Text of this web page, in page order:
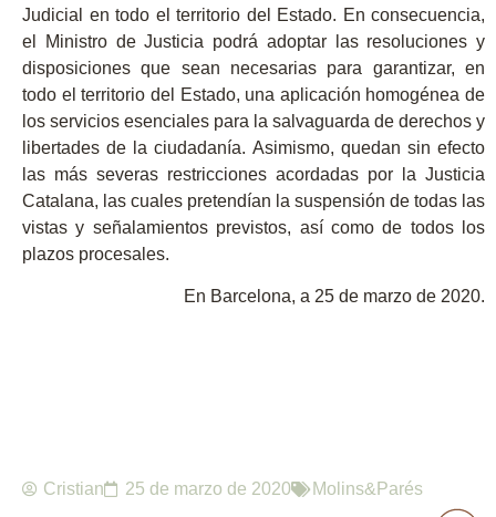
Judicial en todo el territorio del Estado. En consecuencia,
el Ministro de Justicia podrá adoptar las resoluciones y
disposiciones que sean necesarias para garantizar, en
todo el territorio del Estado, una aplicación homogénea de
los servicios esenciales para la salvaguarda de derechos y
libertades de la ciudadanía. Asimismo, quedan sin efecto
las más severas restricciones acordadas por la Justicia
Catalana, las cuales pretendían la suspensión de todas las
vistas y señalamientos previstos, así como de todos los
plazos procesales.
En Barcelona, a 25 de marzo de 2020.
Cristian 25 de marzo de 2020 Molins&Parés